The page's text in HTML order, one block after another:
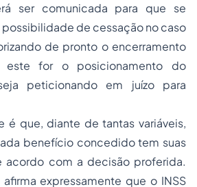
ser comunicada para que se
de cessação no caso
de pronto o encerramento
for o posicionamento do
peticionando em juízo para
é que, diante de tantas variáveis,
benefício concedido tem suas
acordo com a decisão proferida.
expressamente que o INSS